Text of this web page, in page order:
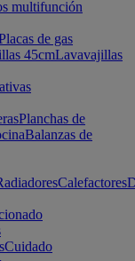
multifunción
de gas
45cmLavavajillas
Planchas de
Balanzas de
Calefactores
Cuidado